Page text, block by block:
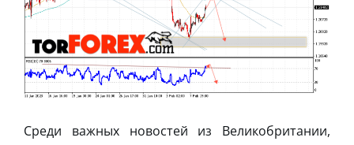
Среди важных новостей из Великобритании,